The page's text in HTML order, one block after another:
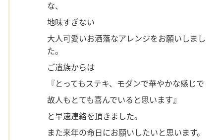
な、
地味すぎない
大人可愛いお洒落なアレンジをお願いしまし
た。
ご遺族からは
『とってもステキ、モダンで華やかな感じで
故人もとても喜んでいると思います』
と早速連絡を頂きました。
また来年の命日にお願いしたいと思います。